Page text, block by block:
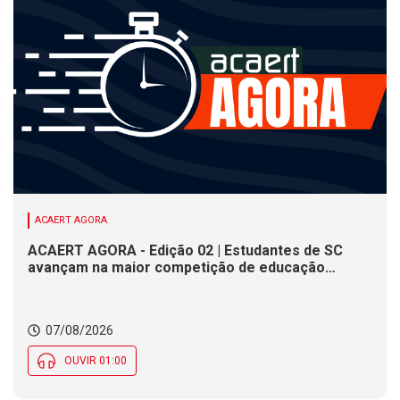
ACAERT AGORA
ACAERT AGORA - Edição 02 | Estudantes de SC
avançam na maior competição de educação
Social nesta sexta (7)
07/08/2026
OUVIR 01:00